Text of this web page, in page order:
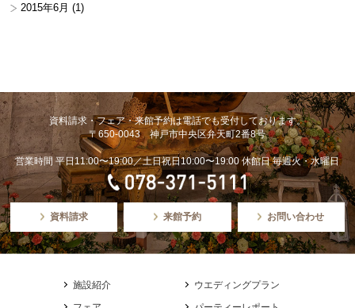
2015年6月 (1)
資料請求・フェア・来館予約は電話でも受付しております。
〒650-0043 神戸市中央区弁天町2番8号
営業時間 平日11:00〜19:00／土日祝日10:00〜19:00 休館日 毎週火・水曜日
資料請求 来館予約 お問い合わせ
施設紹介
ウエディングプラン